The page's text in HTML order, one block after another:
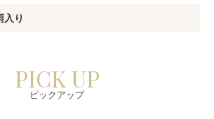
入り
PICK UP
ピックアップ